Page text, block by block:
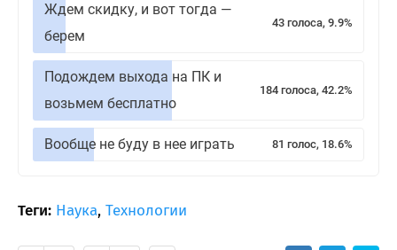
Ждем скидку, и вот тогда —
берем
43 голоса, 9.9%
Подождем выхода на ПК и
возьмем бесплатно
184 голоса, 42.2%
Вообще не буду в нее играть 81 голос, 18.6%
Теги: Наука, Технологии